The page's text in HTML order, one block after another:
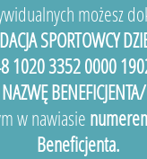
możesz
SPORTOWCY
1020 3352 0000
NAZWĘ
w nawiasie
Beneficjenta.